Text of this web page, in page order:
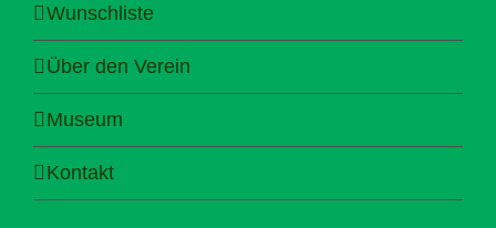
Wunschliste
Über den Verein
Museum
Kontakt